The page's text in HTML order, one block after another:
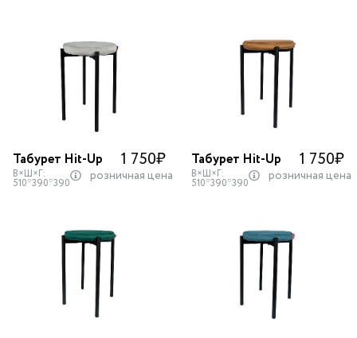
Табурет Hit-Up 1 750₽
В×Ш×Г:
510*390*390 розничная цена
Табурет Hit-Up 1 750₽
В×Ш×Г:
510*390*390 розничная цена